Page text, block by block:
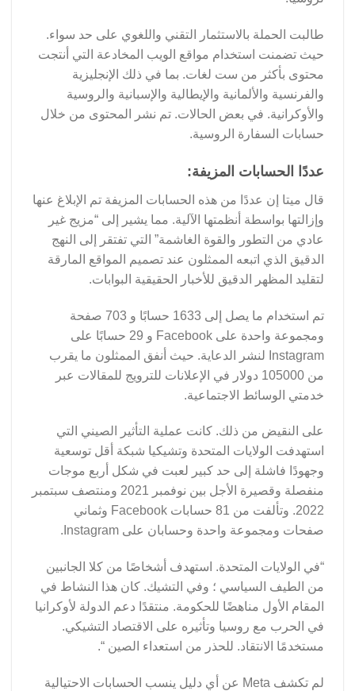
طالبت الحملة بالاستثمار التقني واللغوي على حد سواء.
حيث تضمنت استخدام مواقع الويب المخادعة التي أنتجت
محتوى بأكثر من ست لغات. بما في ذلك الإنجليزية
والفرنسية والألمانية والإيطالية والإسبانية والروسية
والأوكرانية. في بعض الحالات. تم نشر المحتوى من خلال
حسابات السفارة الروسية.
عددًا الحسابات المزيفة:
قال ميتا إن عددًا من هذه الحسابات المزيفة تم الإبلاغ عنها
وإزالتها بواسطة أنظمتها الآلية. مما يشير إلى “مزيج غير
عادي من التطور والقوة الغاشمة” التي تفتقر إلى النهج
الدقيق الذي اتبعه الممثلون عند تصميم المواقع المارقة
لتقليد المظهر الدقيق للأخبار الحقيقية البوابات.
تم استخدام ما يصل إلى 1633 حسابًا و 703 صفحة
ومجموعة واحدة على Facebook و 29 حسابًا على
Instagram لنشر الدعاية. حيث أنفق الممثلون ما يقرب
من 105000 دولار في الإعلانات للترويج للمقالات عبر
خدمتي الوسائط الاجتماعية.
على النقيض من ذلك. كانت عملية التأثير الصيني التي
استهدفت الولايات المتحدة وتشيكيا شبكة أقل توسعية
وجهودًا فاشلة إلى حد كبير لعبت في شكل أربع موجات
منفصلة وقصيرة الأجل بين نوفمبر 2021 ومنتصف سبتمبر
2022. وتألفت من 81 حسابات Facebook وثماني
صفحات ومجموعة واحدة وحسابان على Instagram.
“في الولايات المتحدة. استهدف أشخاصًا من كلا الجانبين
من الطيف السياسي ؛ وفي التشيك. كان هذا النشاط في
المقام الأول مناهضًا للحكومة. منتقدًا دعم الدولة لأوكرانيا
في الحرب مع روسيا وتأثيره على الاقتصاد التشيكي.
مستخدمًا الانتقاد. للحذر من استعداء الصين “.
لم تكشف Meta عن أي دليل ينسب الحسابات الاحتيالية